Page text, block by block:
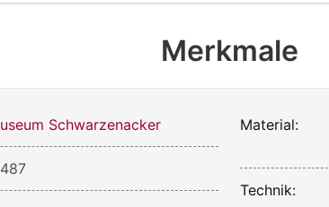
Merkmale
Schwarzenacker Material:
Technik: